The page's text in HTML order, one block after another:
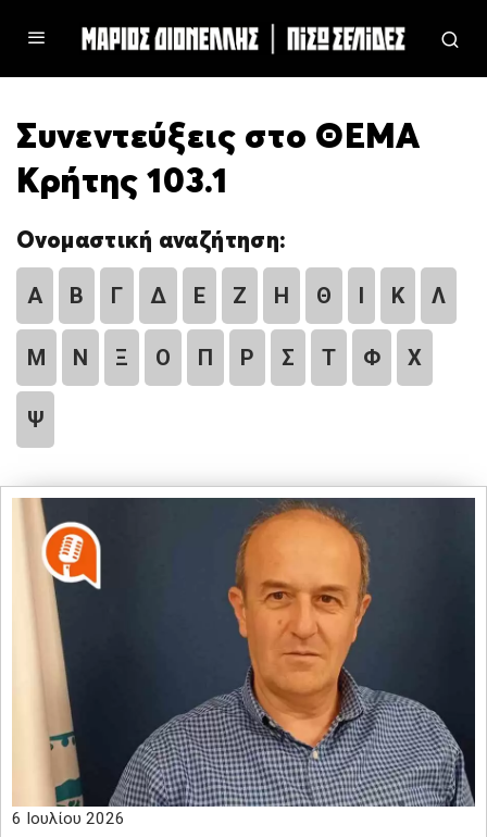
Συνεντεύξεις στο ΘΕΜΑ
Κρήτης 103.1
Ονομαστική αναζήτηση:
Α Β Γ Δ Ε Ζ Η Θ Ι Κ Λ
Μ Ν Ξ Ο Π Ρ Σ Τ Φ Χ
Ψ
6 Ιουλίου 2026